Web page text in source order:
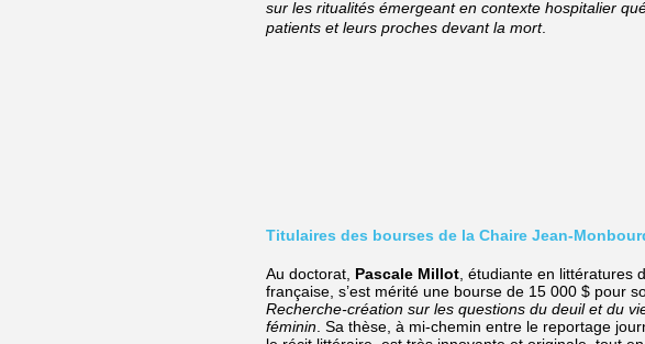
sur les ritualités émergeant en contexte hospitalier
patients et leurs proches devant la mort.
Titulaires des bourses de la Chaire Jean-
Au doctorat, Pascale Millot , étudiante en littératures
française, s’est mérité une bourse de 15 000 $ pour
Recherche-création sur les questions du deuil et du
féminin . Sa thèse, à mi-chemin entre le reportage